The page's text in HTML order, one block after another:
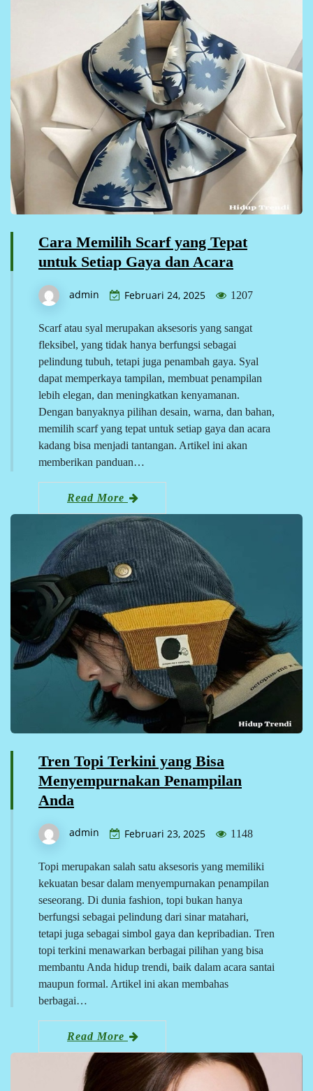
Cara Memilih Scarf yang Tepat
untuk Setiap Gaya dan Acara
admin Februari 24, 2025 1207
Scarf atau syal merupakan aksesoris yang sangat
fleksibel, yang tidak hanya berfungsi sebagai
pelindung tubuh, tetapi juga penambah gaya. Syal
dapat memperkaya tampilan, membuat penampilan
lebih elegan, dan meningkatkan kenyamanan.
Dengan banyaknya pilihan desain, warna, dan bahan,
memilih scarf yang tepat untuk setiap gaya dan acara
kadang bisa menjadi tantangan. Artikel ini akan
memberikan panduan…
Read More
Tren Topi Terkini yang Bisa
Menyempurnakan Penampilan
Anda
admin Februari 23, 2025 1148
Topi merupakan salah satu aksesoris yang memiliki
kekuatan besar dalam menyempurnakan penampilan
seseorang. Di dunia fashion, topi bukan hanya
berfungsi sebagai pelindung dari sinar matahari,
tetapi juga sebagai simbol gaya dan kepribadian. Tren
topi terkini menawarkan berbagai pilihan yang bisa
membantu Anda hidup trendi, baik dalam acara santai
maupun formal. Artikel ini akan membahas
berbagai…
Read More